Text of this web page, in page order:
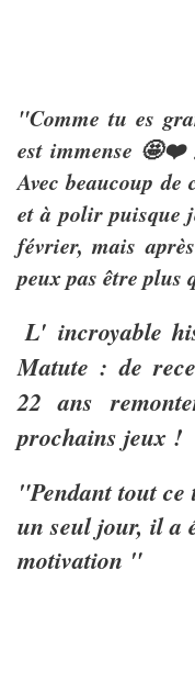
"Comme tu es
est immense 🤩❤️
Avec beaucoup
et à polir puisque
février, mais
peux pas être plus
L' incroyable
Matute : de
22 ans
prochains jeux !
"Pendant tout
un seul jour, il a
motivation "